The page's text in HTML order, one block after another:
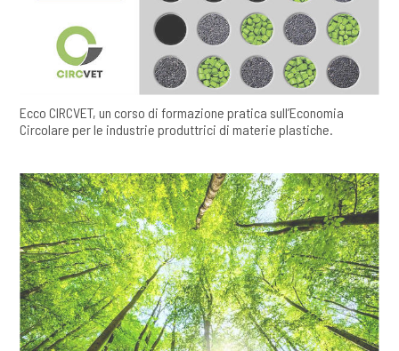
Ecco CIRCVET, un corso di formazione pratica sull’Economia
Circolare per le industrie produttrici di materie plastiche.